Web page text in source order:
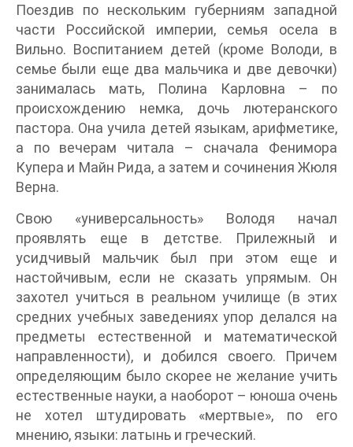
Поездив по нескольким губерниям западной
части Российской империи, семья осела в
Вильно. Воспитанием детей (кроме Володи, в
семье были еще два мальчика и две девочки)
занималась мать, Полина Карловна – по
происхождению немка, дочь лютеранского
пастора. Она учила детей языкам, арифметике,
а по вечерам читала – сначала Фенимора
Купера и Майн Рида, а затем и сочинения Жюля
Верна.
Свою «универсальность» Володя начал
проявлять еще в детстве. Прилежный и
усидчивый мальчик был при этом еще и
настойчивым, если не сказать упрямым. Он
захотел учиться в реальном училище (в этих
средних учебных заведениях упор делался на
предметы естественной и математической
направленности), и добился своего. Причем
определяющим было скорее не желание учить
естественные науки, а наоборот – юноша очень
не хотел штудировать «мертвые», по его
мнению, языки: латынь и греческий.